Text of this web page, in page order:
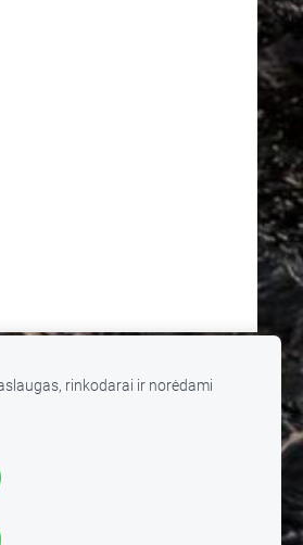
draudžiama
rinkodarai ir norėdami